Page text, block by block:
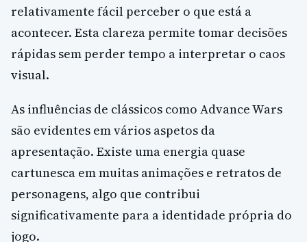
relativamente fácil perceber o que está a
acontecer. Esta clareza permite tomar decisões
rápidas sem perder tempo a interpretar o caos
visual.
As influências de clássicos como Advance Wars
são evidentes em vários aspetos da
apresentação. Existe uma energia quase
cartunesca em muitas animações e retratos de
personagens, algo que contribui
significativamente para a identidade própria do
jogo.